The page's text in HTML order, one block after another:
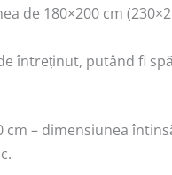
de 180×200 cm
întreținut, putând fi
cm – dimensiunea